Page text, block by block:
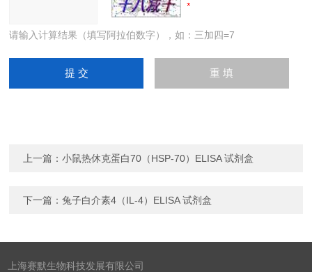
请输入计算结果（填写阿拉伯数字），如：三加四=7
上一篇：小鼠热休克蛋白70（HSP-70）ELISA 试剂盒
下一篇：兔子白介素4（IL-4）ELISA 试剂盒
上海赛默生物科技发展有限公司